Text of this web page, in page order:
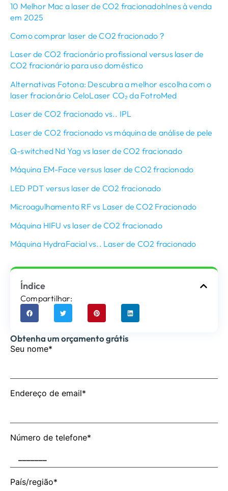
10 Melhor Mac a laser de CO2 fracionadohInes à venda
em 2025
Como comprar laser de CO2 fracionado？
Laser de CO2 fracionário profissional versus laser de
CO2 fracionário para uso doméstico
Alternativas Fotona: Descubra a melhor escolha com o
laser fracionário CeloLaser CO₂ da FotroMed
Laser de CO2 fracionado vs.. IPL
Laser de CO2 fracionado vs máquina de análise de pele
Q-switched Nd Yag vs laser de CO2 fracionado
Máquina EM-Face versus laser de CO2 fracionado
LED PDT versus laser de CO2 fracionado
Microagulhamento RF vs Laser de CO2 Fracionado
Máquina HIFU vs laser de CO2 fracionado
Máquina HydraFacial vs.. Laser de CO2 fracionado
Índice
Compartilhar:
Obtenha um orçamento grátis
Seu nome*
Endereço de email*
Número de telefone*
País/região*